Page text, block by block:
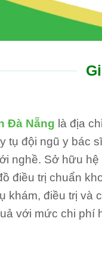
Đà Nẵng là địa
tụ đội ngũ y bác
nghề. Sở hữu
điều trị chuẩn
khám, điều trị và
với mức chi phí